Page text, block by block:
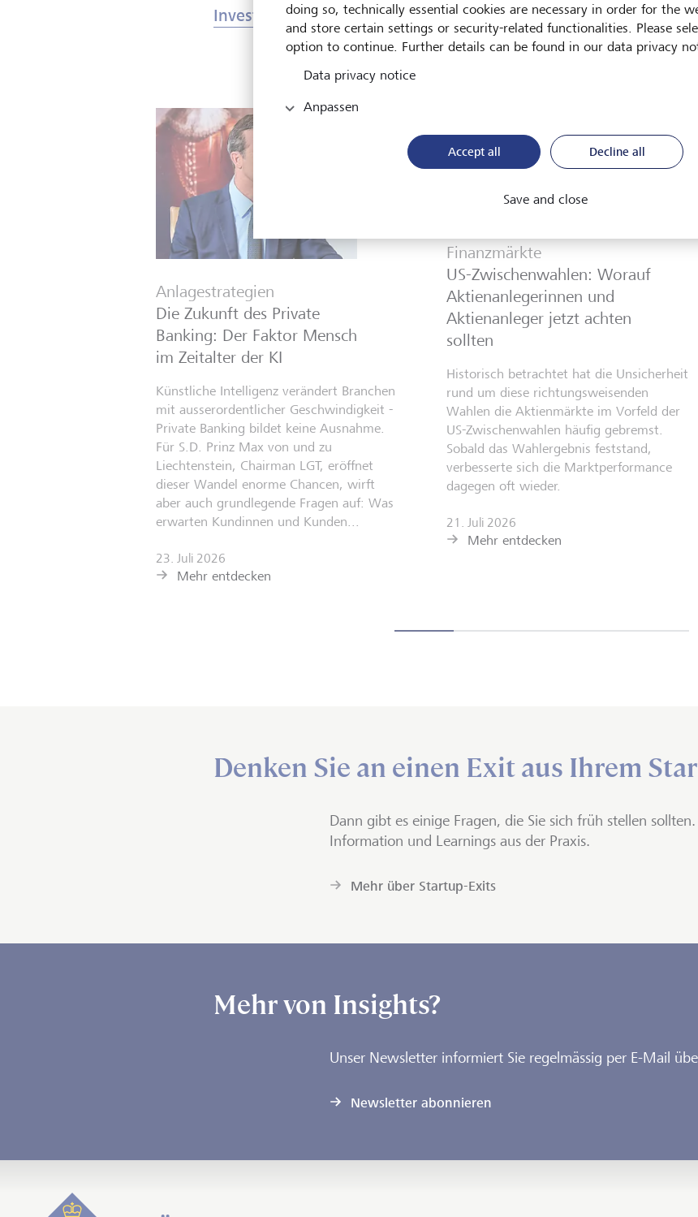
Investments & Märkte Kunst & Gesellschaft
Anlagestrategien
Die Zukunft des Private
Banking: Der Faktor Mensch
im Zeitalter der KI
Künstliche Intelligenz verändert Branchen
mit ausserordentlicher Geschwindigkeit -
Private Banking bildet keine Ausnahme.
Für S.D. Prinz Max von und zu
Liechtenstein, Chairman LGT, eröffnet
dieser Wandel enorme Chancen, wirft
aber auch grundlegende Fragen auf: Was
erwarten Kundinnen und Kunden...
23. Juli 2026
Mehr entdecken
Finanzmärkte
US-Zwischenwahlen: Worauf
Aktienanlegerinnen und
Aktienanleger jetzt achten
sollten
Historisch betrachtet hat die Unsicherheit
rund um diese richtungsweisenden
Wahlen die Aktienmärkte im Vorfeld der
US-Zwischenwahlen häufig gebremst.
Sobald das Wahlergebnis feststand,
verbesserte sich die Marktperformance
dagegen oft wieder.
21. Juli 2026
Mehr entdecken
Denken Sie an einen Exit aus Ihrem
Dann gibt es einige Fragen, die Sie sich früh stellen
Information und Learnings aus der Praxis.
Mehr über Startup-Exits
Mehr von Insights?
Unser Newsletter informiert Sie regelmässig per E-Mail
Newsletter abonnieren
doing so, technically essential cookies are necessary in order for the
and store certain settings or security-related functionalities. Please
option to continue. Further details can be found in our data privacy
Data privacy notice
Anpassen
Accept all Decline all
Save and close